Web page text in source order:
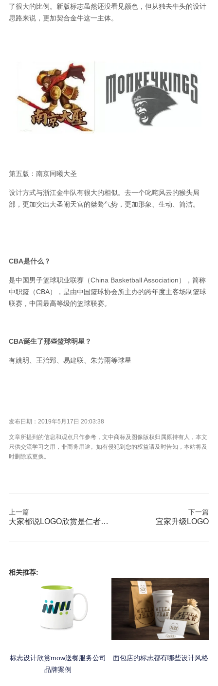
了很大的比例。新版标志虽然还没看见颜色，但从独去牛头的设计
思路来说，更加契合金牛这一主体。
第五版：南京同曦大圣
设计方式与浙江金牛队有很大的相似。去一个叱咤风云的猴头局
部，更加突出大圣闹天宫的桀骜气势，更加形象、生动、简洁。
CBA是什么？
是中国男子篮球职业联赛（China Basketball Association），简称
中职篮（CBA），是由中国篮球协会所主办的跨年度主客场制篮球
联赛，中国最高等级的篮球联赛。
CBA诞生了那些篮球明星？
有姚明、王治郅、易建联、朱芳雨等球星
发布日期：2019年5月17日 20:03:38
文章所提到的信息和观点只作参考，文中商标及图像版权归属原持有人，本文
只供交流学习之用，非商务用途。如有侵犯到您的权益请及时告知，本站将及
时删除或更换。
上一篇
大家都说LOGO欣赏是仁者见仁智者见智
下一篇
宜家升级LOGO
相关推荐:
标志设计欣赏mow送餐服务公司
品牌案例
面包店的标志都有哪些设计风格